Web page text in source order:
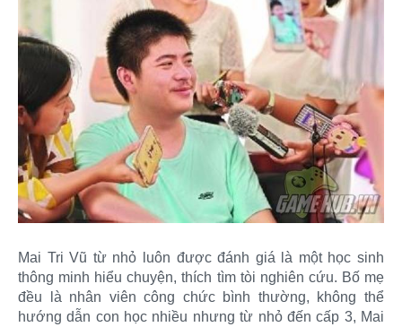
Mai Tri Vũ từ nhỏ luôn được đánh giá là một học sinh
thông minh hiểu chuyện, thích tìm tòi nghiên cứu. Bố mẹ
đều là nhân viên công chức bình thường, không thể
hướng dẫn con học nhiều nhưng từ nhỏ đến cấp 3, Mai